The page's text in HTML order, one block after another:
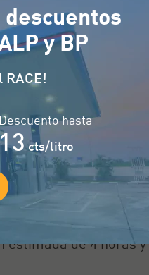
en
ahora, existen
314 kilómetros. El
peajes.
aproximadamente
estimada de 4 horas
y BP
RACE!
Descuento hasta
13cts/litro